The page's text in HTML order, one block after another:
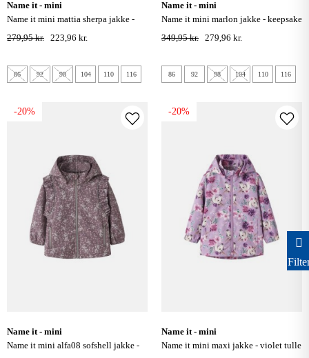
name it - mini
name it mini mattia sherpa jakke -
moonbeam / savannah tan
279,95 kr. 223,96 kr.
86 92 98 104 110 116
name it - mini
name it mini marlon jakke - keepsake
lilac
349,95 kr. 279,96 kr.
86 92 98 104 110 116
-20%
name it - mini
name it mini alfa08 sofshell jakke -
-20%
name it - mini
name it mini maxi jakke - violet tulle